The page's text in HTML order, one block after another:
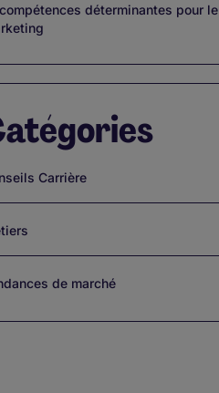
déterminantes pour le
Carrière
de marché